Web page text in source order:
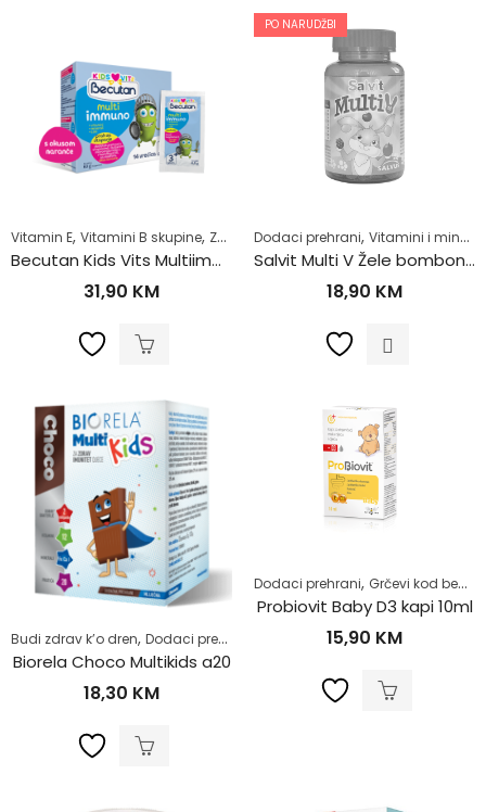
Vitamin E, Vitamini B skupine, Za djecu ,ZA DJECU,Zdrav život
Becutan Kids Vits Multiimmuno prah a14
31,90 KM
PO NARUDŽBI
Dodaci prehrani, Vitamini i minerali
Salvit Multi V Žele bombone a60
18,90 KM
Budi zdrav k’o dren, Dodaci prehrani Multivitamini,Probavni sistem
Biorela Choco Multikids a20
18,30 KM
Dodaci prehrani, Grčevi kod beba
Probiovit Baby D3 kapi 10ml
15,90 KM